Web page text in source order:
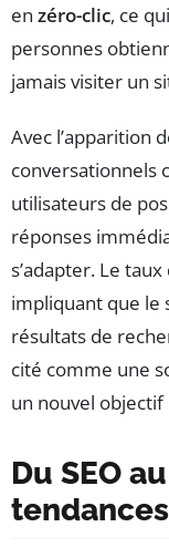
en zéro-clic, ce
personnes
jamais visiter un
Avec l’apparition
conversationnels
utilisateurs de
réponses
s’adapter. Le
impliquant que le
résultats de
cité comme une
un nouvel
Du SEO
tendances